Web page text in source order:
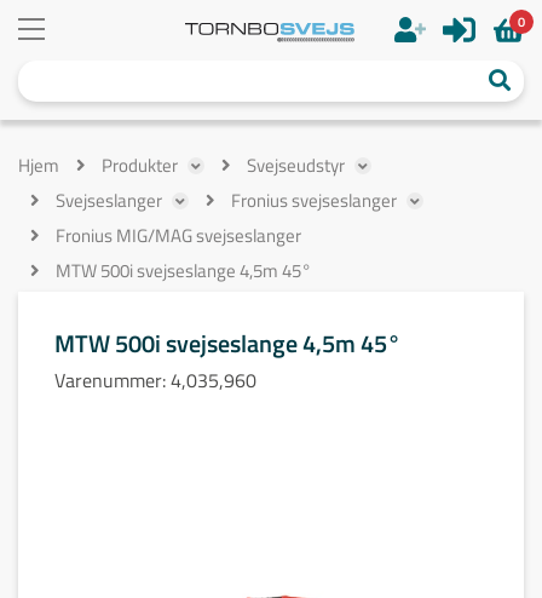
0
Hjem Produkter
Svejseudstyr
Svejseslanger
Fronius svejseslanger
Fronius MIG/MAG svejseslanger
MTW 500i svejseslange 4,5m 45°
MTW 500i svejseslange 4,5m 45°
Varenummer:4,035,960